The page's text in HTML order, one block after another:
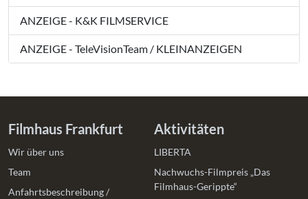
ANZEIGE - K&K FILMSERVICE
ANZEIGE - TeleVisionTeam / KLEINANZEIGEN
Filmhaus Frankfurt
Wir über uns
Team
Anfahrtsbeschreibung /
Aktivitäten
LIBERTA
Nachwuchs-Filmpreis „Das
Filmhaus-Gerippte“